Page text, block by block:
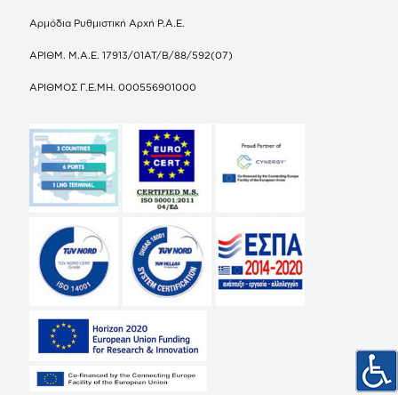
Αρμόδια Ρυθμιστική Αρχή Ρ.Α.Ε.
ΑΡΙΘΜ. Μ.Α.Ε. 17913/01ΑΤ/Β/88/592(07)
ΑΡΙΘΜΟΣ Γ.Ε.ΜΗ. 000556901000